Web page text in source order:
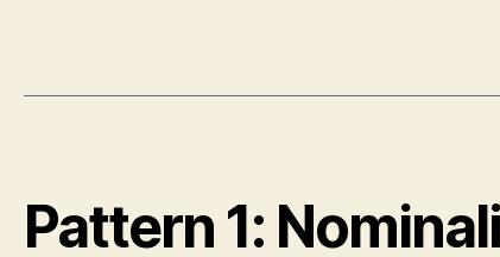
Pattern 1: